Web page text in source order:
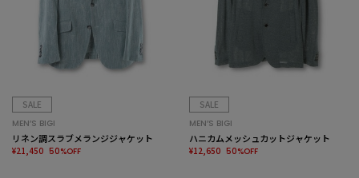
SALE
MEN’S BIGI
リネン調スラブメランジジャケット
¥21,450 50%OFF
SALE
MEN’S BIGI
ハニカムメッシュカットジャケット
¥12,650 50%OFF